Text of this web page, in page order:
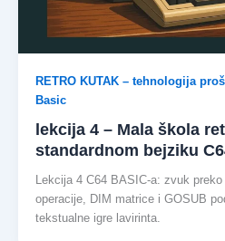
RETRO KUTAK – tehnologija
Basic
lekcija 4 – Mala škola
standardnom bejziku
Lekcija 4 C64 BASIC-a: zvuk
operacije, DIM matrice i GOSUB
tekstualne igre lavirinta.